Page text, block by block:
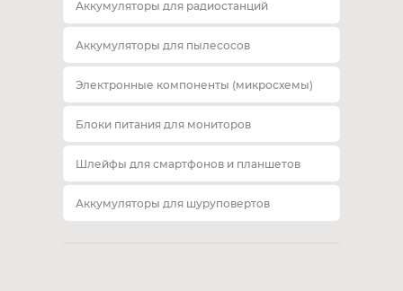
Аккумуляторы для радиостанций
Аккумуляторы для пылесосов
Электронные компоненты (микросхемы)
Блоки питания для мониторов
Шлейфы для смартфонов и планшетов
Аккумуляторы для шуруповертов